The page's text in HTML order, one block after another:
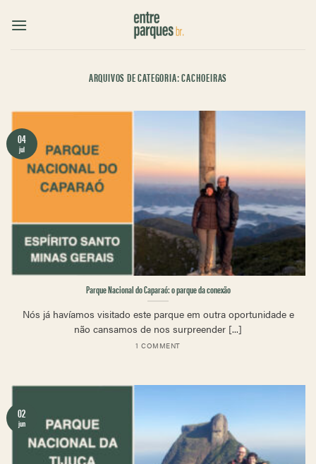
ARQUIVOS DE CATEGORIA:CACHOEIRAS
Parque Nacional do Caparaó: o parque da conexão
Nós já havíamos visitado este parque em outra oportunidade e
não cansamos de nos surpreender [...]
1 COMMENT
04
jul
02
jun